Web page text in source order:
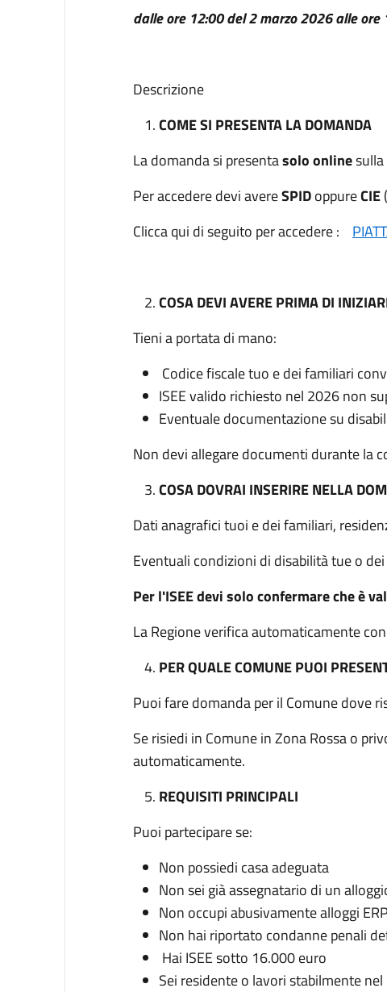
dalle ore 12:00 del 2 marzo 2026 alle
Descrizione
COME SI PRESENTA LA DOMANDA
La domanda si presentasolo onlinesulla
Per accedere devi avereSPIDoppureCIE
Clicca qui di seguito per accedere :
COSA DEVI AVERE PRIMA DI
Tieni a portata di mano:
Codice fiscale tuo e dei familiari
ISEE valido richiesto nel 2026 non
Eventuale documentazione su
Non devi allegare documenti durante la
COSA DOVRAI INSERIRE NELLA
Dati anagrafici tuoi e dei familiari,
Eventuali condizioni di disabilità tue o
Per l'ISEE devi solo confermare che è
La Regione verifica automaticamente
PER QUALE COMUNE PUOI
Puoi fare domanda per il Comune dove
Se risiedi in Comune in Zona Rossa o
automaticamente.
REQUISITI PRINCIPALI
Puoi partecipare se:
Non possiedi casa adeguata
Non sei già assegnatario di un
Non occupi abusivamente alloggi ERP
Non hai riportato condanne penali
Hai ISEE sotto 16.000 euro
Sei residente o lavori stabilmente